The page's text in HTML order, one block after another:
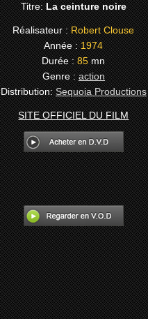
Titre:La ceinture noire
Réalisateur :Robert Clouse
Année :1974
Durée :85mn
Genre :action
Distribution: Sequoia Productions
SITE OFFICIEL DU FILM